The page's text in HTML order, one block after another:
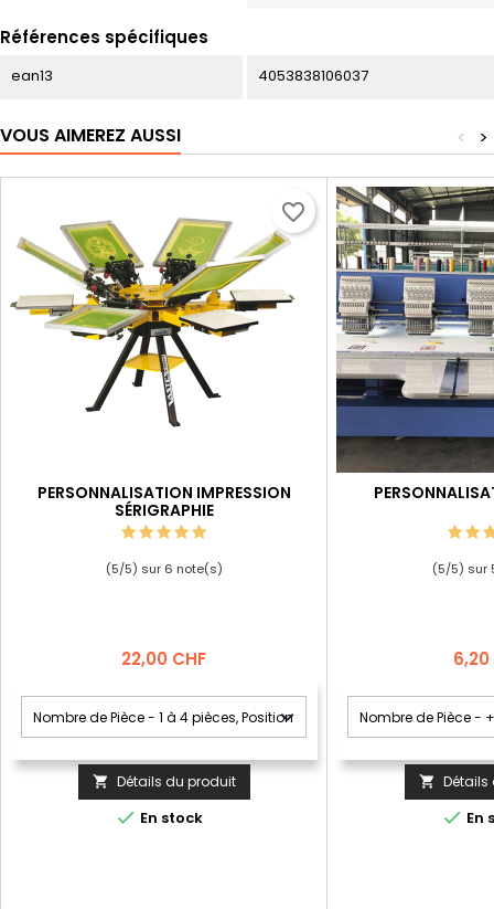
Références spécifiques
ean13 4053838106037
VOUS AIMEREZ AUSSI >
<
PERSONNALISATION IMPRESSION
SÉRIGRAPHIE
(5/5) sur 6 note(s)
Prix
22,00 CHF
 Détails du produit
 En stock
favorite_border
(5/5) sur
Prix
6,20
 Détails
 En